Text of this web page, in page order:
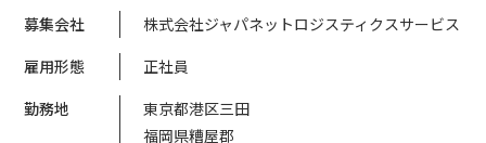
募集会社
株式会社ジャパネットロジスティクスサービス
雇用形態
正社員
勤務地
東京都港区三田
福岡県糟屋郡